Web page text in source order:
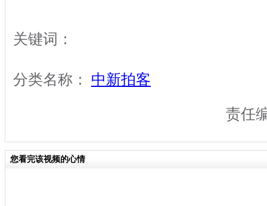
关键词：
分类名称： 中新拍客
责任
您看完该视频的心情